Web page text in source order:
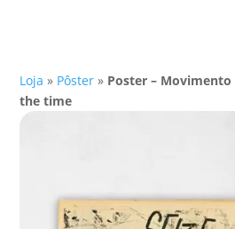
Loja » Pôster » Poster – Movimento
the time